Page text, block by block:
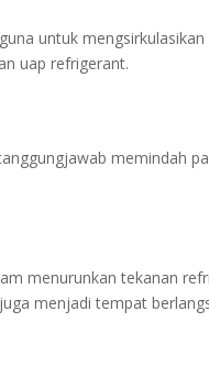
untuk
uap refrigerant.
memindah
menurunkan tekanan
menjadi tempat